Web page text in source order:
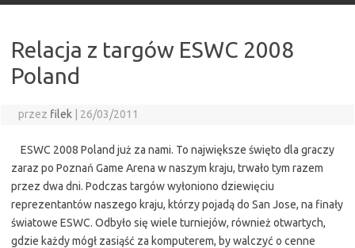
Relacja z targów ESWC 2008
Poland
przez filek 26/03/2011
ESWC 2008 Poland już za nami. To największe święto dla graczy
zaraz po Poznań Game Arena w naszym kraju, trwało tym razem
przez dwa dni. Podczas targów wyłoniono dziewięciu
reprezentantów naszego kraju, którzy pojadą do San Jose, na finały
światowe ESWC. Odbyło się wiele turniejów, również otwartych,
gdzie każdy mógł zasiąść za komputerem, by walczyć o cenne